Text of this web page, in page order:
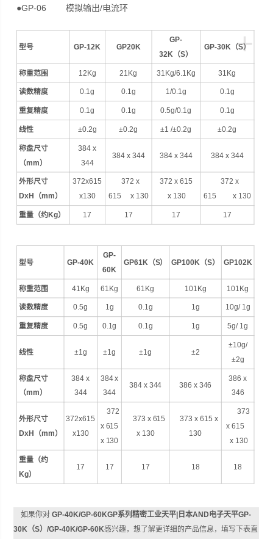
●GP-06 模拟输出/电流环
+
型号 GP-12K GP20K
GP-
32K（S）
GP-30K（S）
称重范围 12Kg 21Kg 31Kg/6.1Kg 31Kg
读数精度 0.1g 0.1g 1/0.1g 0.1g
重复精度 0.1g 0.1g 0.5g/0.1g 0.1g
线性 ±0.2g ±0.2g ±1 /±0.2g ±0.2g
称盘尺寸
（mm）
384 x
344
384 x 344 384 x 344 384 x 344
外形尺寸
DxH（mm）
372x615
x130
372 x
615 x 130
372 x 615
x 130
372 x
615 x 130
重量 （约Kg） 17 17 17 17
型号 GP-40K
GP-
60K
GP61K（S） GP100K（S） GP102K
称重范围 41Kg 61Kg 61Kg 101Kg 101Kg
读数精度 0.5g 1g 0.1g 1g 10g/ 1g
重复精度 0.5g 0.1g 0.1g 1g 5g/ 1g
线性 ±1g ±1g ±1g ±2
±10g/
±2g
称盘尺寸
（mm）
384 x
344
384 x
344
384 x 344 386 x 346
386 x
346
外形尺寸
DxH（mm）
372x615
x130
372
x 615
x 130
373 x 615
x 130
373 x 615 x
130
373
x 615
x 130
重量 （约
Kg）
17 17 17 18 18
如果你对GP-40K/GP-60KGP系列精密工业天平|日本AND电子天平GP-
30K（S）/GP-40K/GP-60K感兴趣，想了解更详细的产品信息，填写下表直